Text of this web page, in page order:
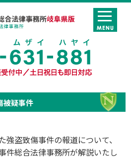
被疑事件
強盗致傷事件の報道について、
件総合法律事務所が解説いたし